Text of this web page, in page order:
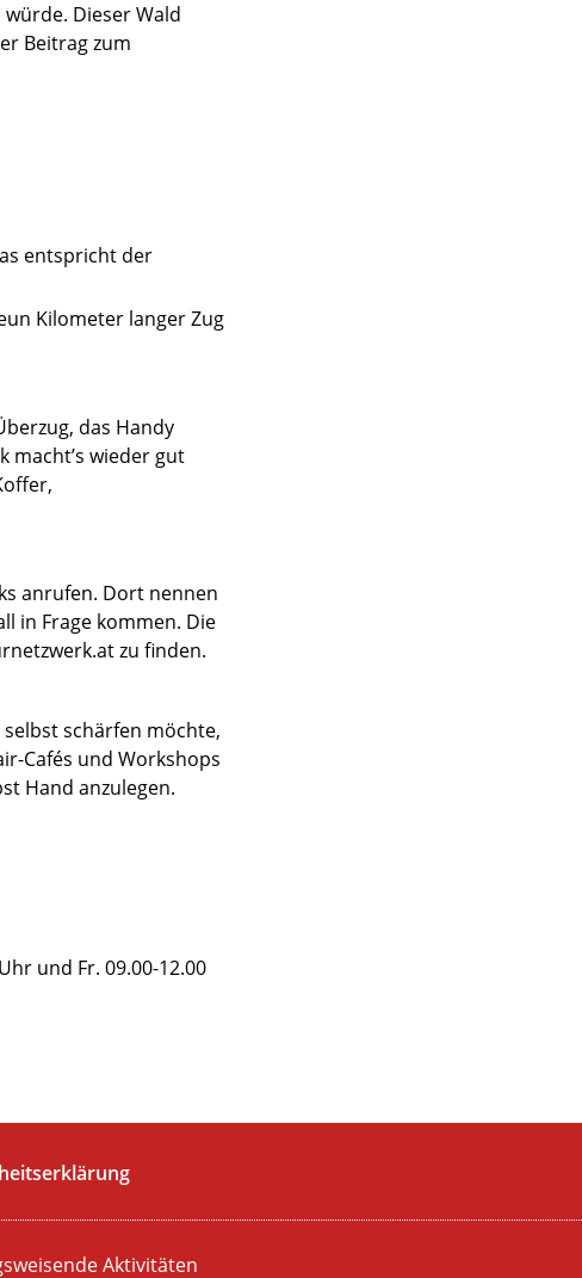
Dieser Wald
Beitrag zum
entspricht der
Kilometer langer Zug
das Handy
macht’s wieder gut
anrufen. Dort nennen
in Frage kommen. Die
zu finden.
schärfen möchte,
Cafés und Workshops
Hand anzulegen.
und Fr. 09.00-12.00
Aktivitäten